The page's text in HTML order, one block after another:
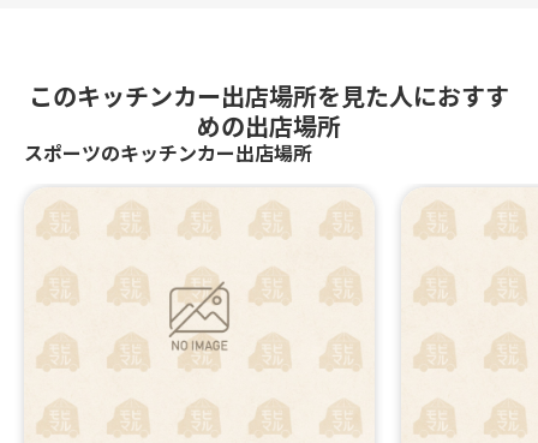
このキッチンカー出店場所を見た人におすす
めの出店場所
スポーツのキッチンカー出店場所